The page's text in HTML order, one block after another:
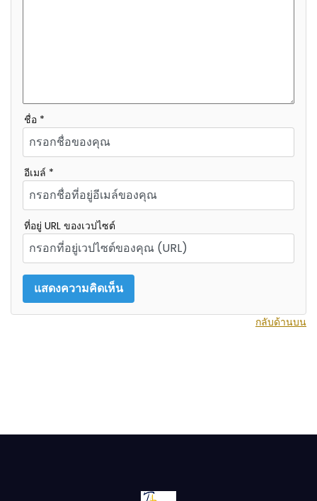
ชื่อ *
อีเมล์ *
ที่อยู่ URL ของเวปไซต์
กลับด้านบน